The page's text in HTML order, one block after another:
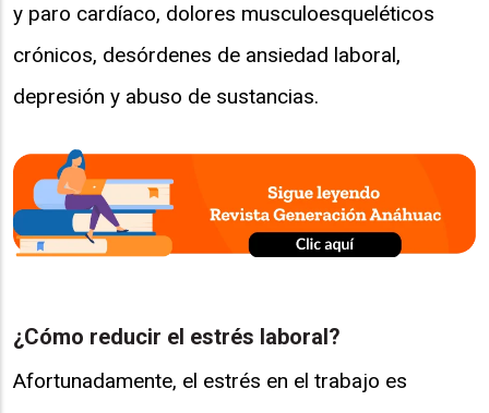
y paro cardíaco, dolores musculoesqueléticos
crónicos, desórdenes de ansiedad laboral,
depresión y abuso de sustancias.
¿Cómo reducir el estrés laboral?
Afortunadamente, el estrés en el trabajo es